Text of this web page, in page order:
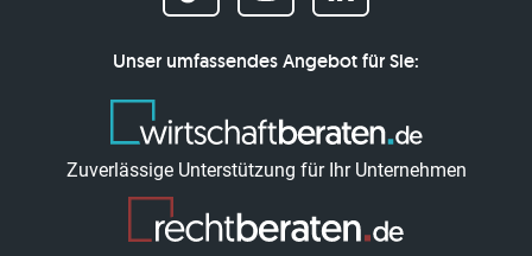
Unser umfassendes Angebot für Sie:
Zuverlässige Unterstützung für Ihr Unternehmen